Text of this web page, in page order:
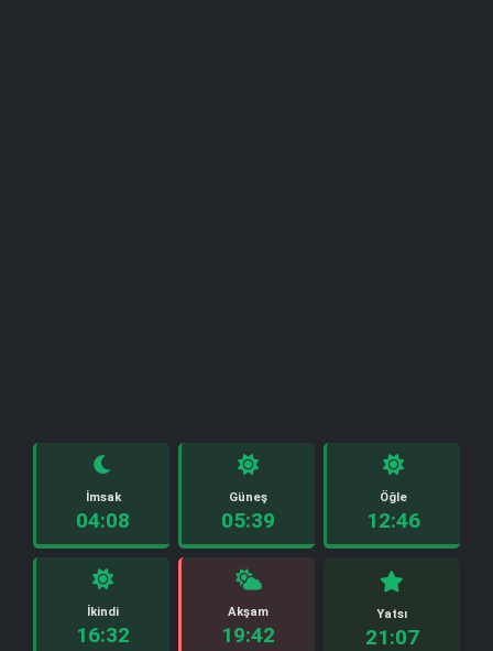
İmsak
04:08
Güneş
05:39
Öğle
12:46
İkindi
16:32
Akşam
19:42
Yatsı
21:07